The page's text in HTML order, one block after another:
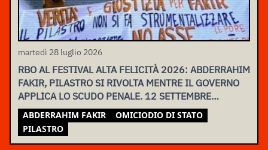
martedì 28 luglio 2026
RBO AL FESTIVAL ALTA FELICITÀ 2026: ABDERRAHIM
FAKIR, PILASTRO SI RIVOLTA MENTRE IL GOVERNO
APPLICA LO SCUDO PENALE. 12 SETTEMBRE
ASSEMBLEA NAZIONALE
ABDERRAHIM FAKIR
OMICIODIO DI STATO
PILASTRO